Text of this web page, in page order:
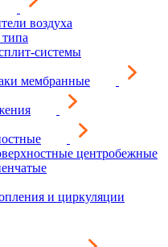
воздуха
системы
мембранные
центробежные
и циркуляции